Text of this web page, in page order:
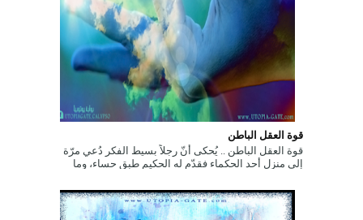
قوة العقل الباطن
قوة العقل الباطن .. يُحكى أنّ رجلاً بسيط الفكر دُعي مرّة
إلى منزل أحد الحكماء فقدّم له الحكيم طبق حساء، وما